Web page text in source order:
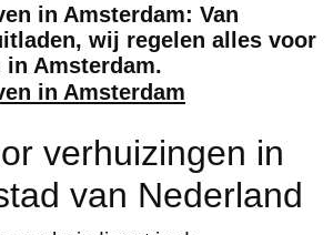
in Amsterdam: Van
wij regelen alles voor
Amsterdam.
in Amsterdam
verhuizingen in
van Nederland